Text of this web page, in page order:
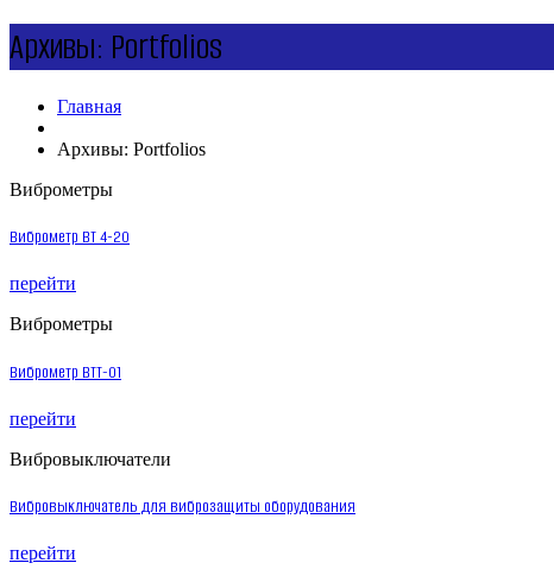
Архивы: Portfolios
Главная
Архивы: Portfolios
Виброметры
Виброметр ВТ 4-20
перейти
Виброметры
Виброметр ВТТ-01
перейти
Вибровыключатели
Вибровыключатель для виброзащиты оборудования
перейти